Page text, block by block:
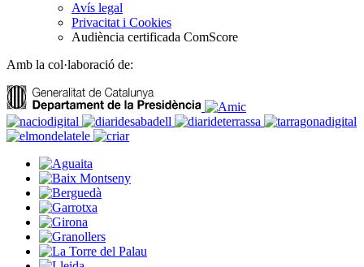
Avís legal
Privacitat i Cookies
Audiència certificada ComScore
Amb la col·laboració de: